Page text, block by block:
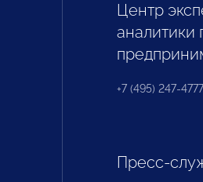
Центр
аналитики
+7 (495) 247-4777
Пресс-